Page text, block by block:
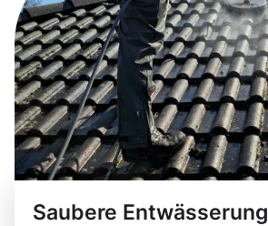
Saubere Entwässerung